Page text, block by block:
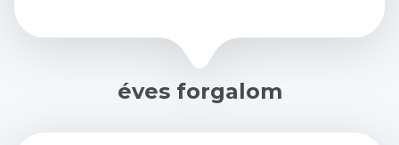
éves forgalom